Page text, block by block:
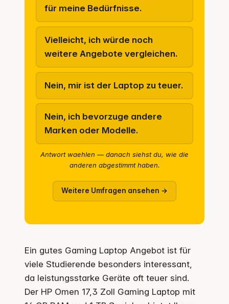
für meine Bedürfnisse.
Vielleicht, ich würde noch
weitere Angebote vergleichen.
Nein, mir ist der Laptop zu teuer.
Nein, ich bevorzuge andere
Marken oder Modelle.
Antwort waehlen — danach siehst du, wie die
anderen abgestimmt haben.
Weitere Umfragen ansehen →
Ein gutes Gaming Laptop Angebot ist für
viele Studierende besonders interessant,
da leistungsstarke Geräte oft teuer sind.
Der HP Omen 17,3 Zoll Gaming Laptop mit